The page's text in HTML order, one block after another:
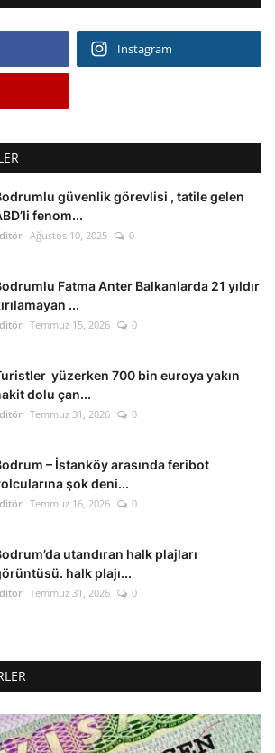
Instagram
güvenlik görevlisi , tatile gelen
fenom...
Ağustos 10, 2025 0
Fatma Anter Balkanlarda 21 yıldır
...
Temmuz 15, 2026 0
yüzerken 700 bin euroya yakın
dolu çan...
Temmuz 31, 2026 0
– İstanköy arasında feribot
şok deni...
Temmuz 16, 2026 0
utandıran halk plajları
halk plajı...
Temmuz 31, 2026 0